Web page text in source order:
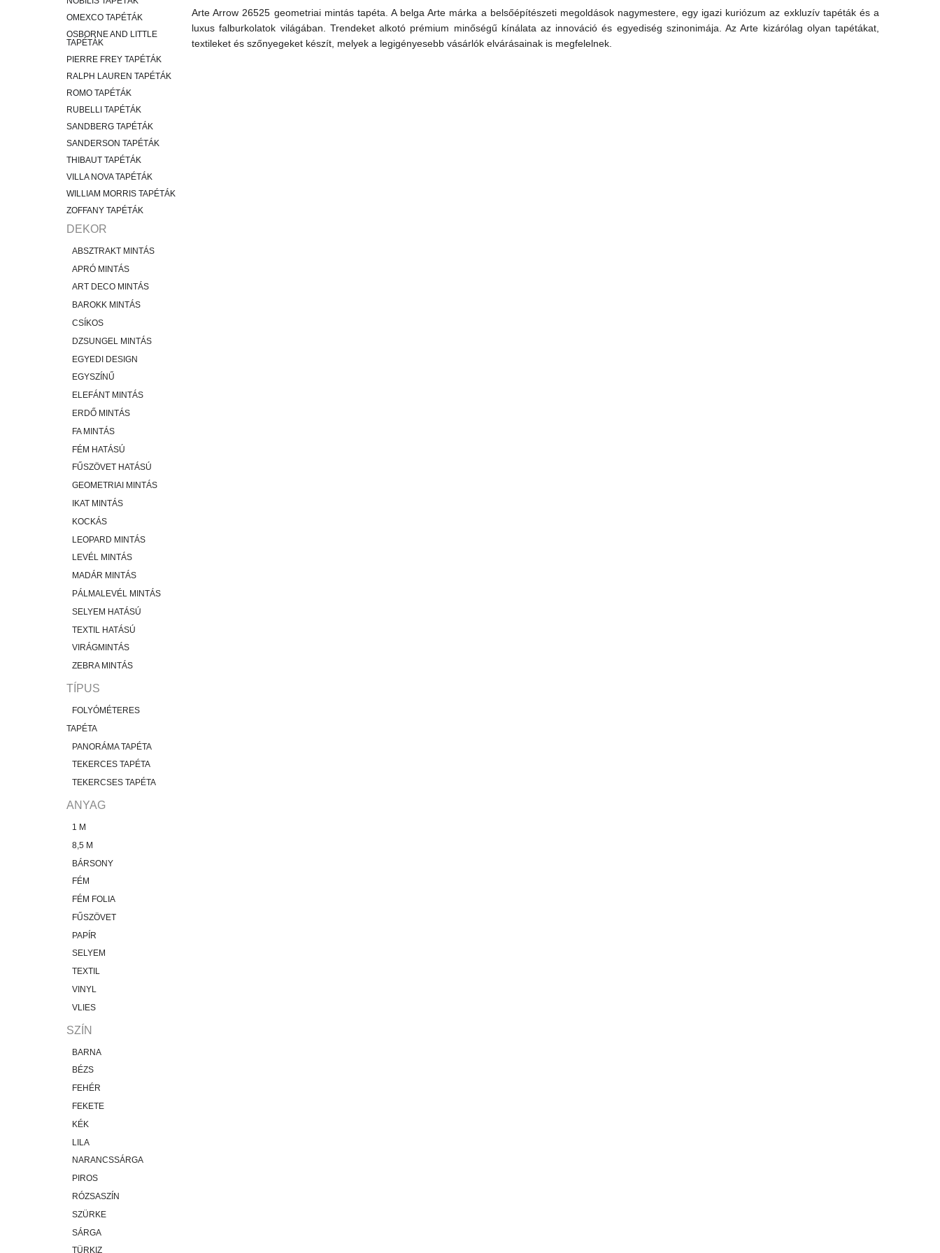
Arte Arrow 26525 geometriai mintás tapéta. A belga Arte márka a belsőépítészeti megoldások nagymestere, egy igazi kuriózum az exkluzív tapéták és a
luxus falburkolatok világában. Trendeket alkotó prémium minőségű kínálata az innováció és egyediség szinonimája. Az Arte kizárólag olyan tapétákat,
textileket és szőnyegeket készít, melyek a legigényesebb vásárlók elvárásainak is megfelelnek.
OMEXCO TAPÉTÁK
OSBORNE AND LITTLE
TAPÉTÁK
PIERRE FREY TAPÉTÁK
RALPH LAUREN TAPÉTÁK
ROMO TAPÉTÁK
RUBELLI TAPÉTÁK
SANDBERG TAPÉTÁK
SANDERSON TAPÉTÁK
THIBAUT TAPÉTÁK
VILLA NOVA TAPÉTÁK
WILLIAM MORRIS TAPÉTÁK
ZOFFANY TAPÉTÁK
DEKOR
ABSZTRAKT MINTÁS
APRÓ MINTÁS
ART DECO MINTÁS
BAROKK MINTÁS
CSÍKOS
DZSUNGEL MINTÁS
EGYEDI DESIGN
EGYSZÍNŰ
ELEFÁNT MINTÁS
ERDŐ MINTÁS
FA MINTÁS
FÉM HATÁSÚ
FŰSZÖVET HATÁSÚ
GEOMETRIAI MINTÁS
IKAT MINTÁS
KOCKÁS
LEOPARD MINTÁS
LEVÉL MINTÁS
MADÁR MINTÁS
PÁLMALEVÉL MINTÁS
SELYEM HATÁSÚ
TEXTIL HATÁSÚ
VIRÁGMINTÁS
ZEBRA MINTÁS
TÍPUS
FOLYÓMÉTERES
TAPÉTA
PANORÁMA TAPÉTA
TEKERCES TAPÉTA
TEKERCSES TAPÉTA
ANYAG
1 M
8,5 M
BÁRSONY
FÉM
FÉM FOLIA
FŰSZÖVET
PAPÍR
SELYEM
TEXTIL
VINYL
VLIES
SZÍN
BARNA
BÉZS
FEHÉR
FEKETE
KÉK
LILA
NARANCSSÁRGA
PIROS
RÓZSASZÍN
SZÜRKE
SÁRGA
TÜRKIZ